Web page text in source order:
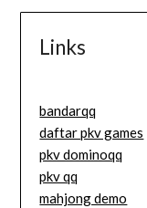
Links
bandarqq
daftar pkv games
pkv dominoqq
pkv qq
mahjong demo